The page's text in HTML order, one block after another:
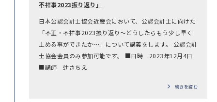
不祥事2023振り返り」
日本公認会計士協会近畿会において、公認会計士に向けた
「不正・不祥事2023振り返り～どうしたらもう少し早く
止める事ができたか～」について講義をします。 公認会計
士協会会員のみ参加可能です。 ■日時 2023年12月4日
■講師 辻さちえ
続きを読む